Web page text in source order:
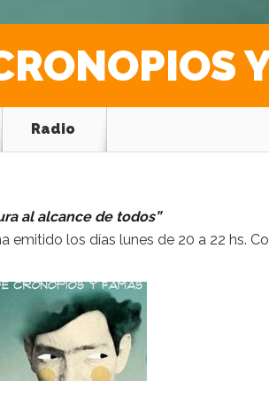
Radio
al alcance de todos”
emitido los días lunes de 20 a 22 hs.